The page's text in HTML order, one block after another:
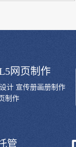
网页制作
计 宣传册画册制作
制作
管